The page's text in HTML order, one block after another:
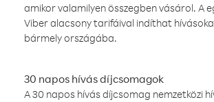
amikor valamilyen összegben vásárol. A
Viber alacsony tarifáival indíthat
bármely országába.
30 napos hívás díjcsomagok
A 30 napos hívás díjcsomag nemzetközi